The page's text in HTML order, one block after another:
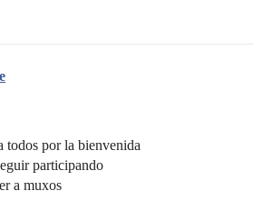
todos por la bienvenida
participando
a muxos